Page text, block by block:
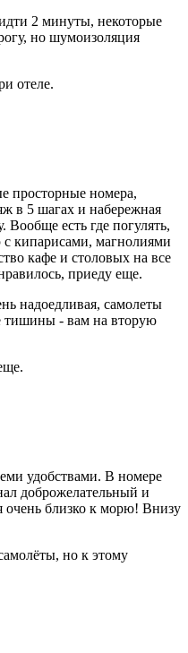
2 минуты, некоторые
но шумоизоляция
отеле.
просторные номера,
в 5 шагах и набережная
Вообще есть где погулять,
кипарисами, магнолиями
кафе и столовых на все
приеду еще.
надоедливая, самолеты
тишины - вам на вторую
удобствами. В номере
доброжелательный и
очень близко к морю! Внизу
но к этому